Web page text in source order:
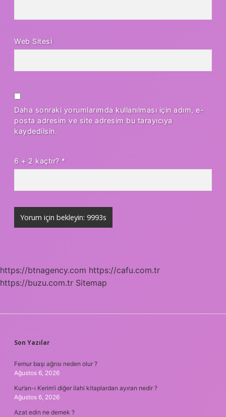
Web Sitesi
Daha sonraki yorumlarımda kullanılması için adım, e-
posta adresim ve site adresim bu tarayıcıya
kaydedilsin.
6 + 2 kaçtır? *
https://btnagency.com https://cafu.com.tr
https://buzu.com.tr Sitemap
SIDEBAR
Son Yazılar
Femur başı ağrısı neden olur ?
Ağustos 6, 2026
Kur’an-ı Kerim’i diğer ilahi kitaplardan ayıran nedir ?
Ağustos 6, 2026
Azat edin ne demek ?